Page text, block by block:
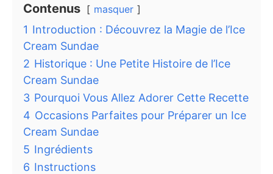
Contenus masquer
1 Introduction : Découvrez la Magie de l’Ice
Cream Sundae
2 Historique : Une Petite Histoire de l’Ice
Cream Sundae
3 Pourquoi Vous Allez Adorer Cette Recette
4 Occasions Parfaites pour Préparer un Ice
Cream Sundae
5 Ingrédients
6 Instructions